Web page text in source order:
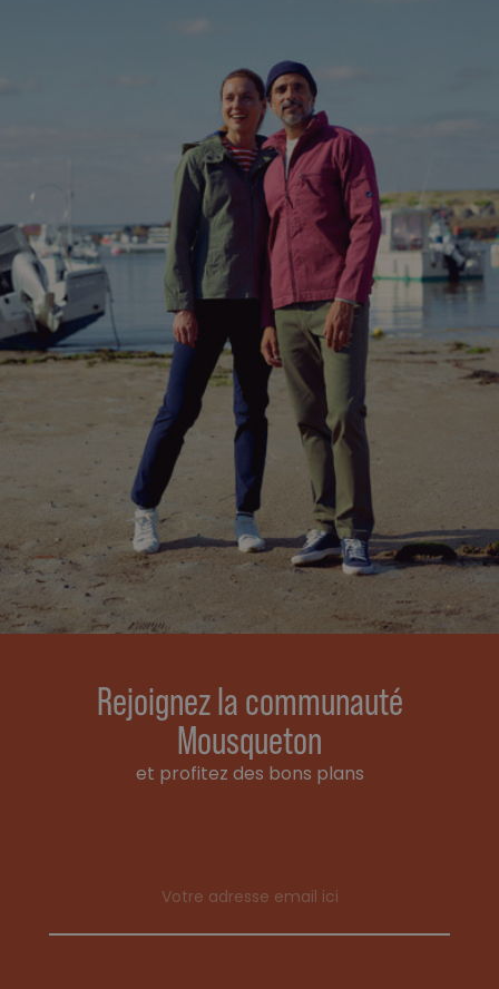
Rejoignez la communauté
Mousqueton
et profitez des bons plans